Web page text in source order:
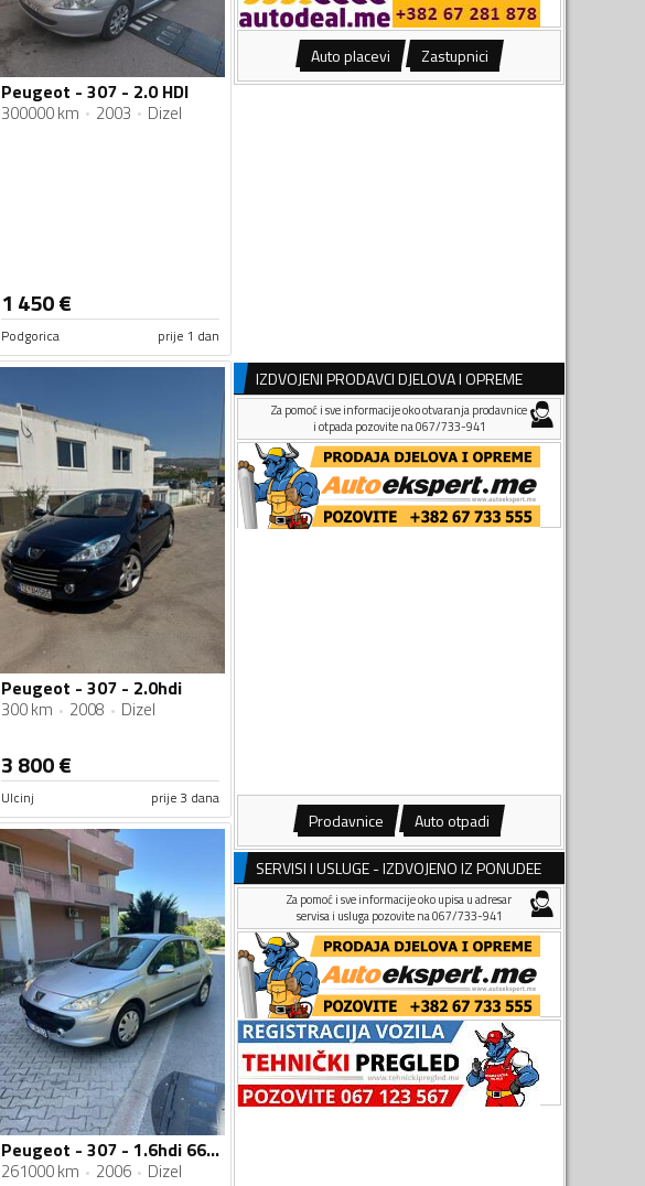
Peugeot - 307 - 2.0 HDI
300000 km 2003 Dizel
1 450€
Podgorica prije 1 dan
Peugeot - 307 - 2.0hdi
300 km 2008 Dizel
3 800€
Ulcinj prije 3 dana
Peugeot - 307 - 1.6hdi 66kw
261000 km 2006 Dizel
Auto placevi Zastupnici
IZDVOJENI PRODAVCI DJELOVA I OPREME
Za pomoć i sve informacije oko otvaranja prodavnice
i otpada pozovite na 067/733-941
Prodavnice Auto otpadi
SERVISI I USLUGE - IZDVOJENO IZ PONUDEE
Za pomoć i sve informacije oko upisa u adresar
servisa i usluga pozovite na 067/733-941